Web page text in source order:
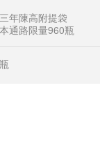
三年陳高附提袋
本通路限量960瓶
瓶